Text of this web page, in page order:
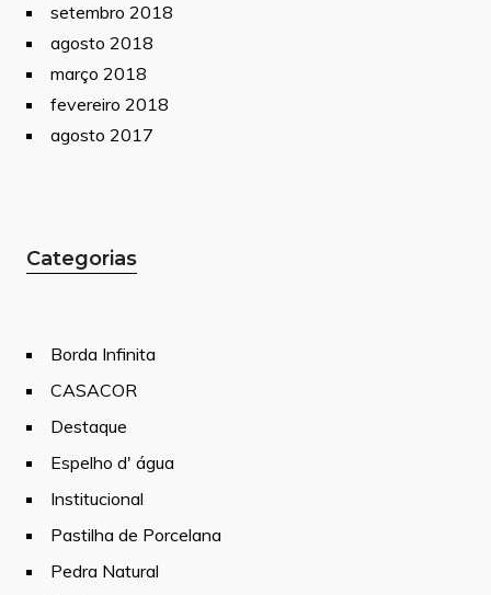
setembro 2018
agosto 2018
março 2018
fevereiro 2018
agosto 2017
Categorias
Borda Infinita
CASACOR
Destaque
Espelho d' água
Institucional
Pastilha de Porcelana
Pedra Natural